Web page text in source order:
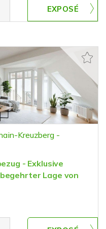
Kreuzberg -
- Exklusive
Lage von